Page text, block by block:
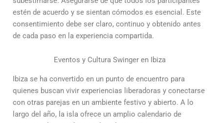
estén de acuerdo y se sientan cómodos es esencial. Este
consentimiento debe ser claro, continuo y obtenido antes
de cada paso en la experiencia compartida.
Eventos y Cultura Swinger en Ibiza
Ibiza se ha convertido en un punto de encuentro para
quienes buscan vivir experiencias liberadoras y conectarse
con otras parejas en un ambiente festivo y abierto. A lo
largo del año, la isla ofrece un amplio calendario de